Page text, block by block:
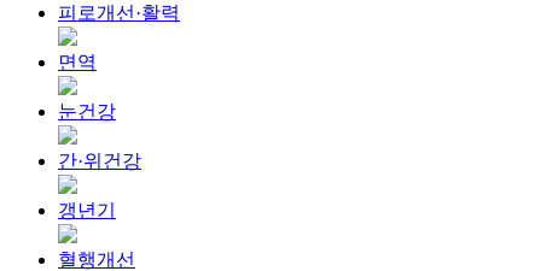
피로개선·활력
면역
눈건강
간·위건강
갱년기
혈행개선